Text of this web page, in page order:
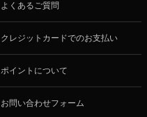
よくあるご質問
クレジットカードでのお支払い
ポイントについて
お問い合わせフォーム